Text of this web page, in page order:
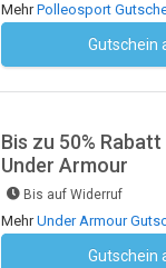
MehrPolleosport
Gutschein
Bis zu 50%
Under Armour
Bis auf Widerruf
MehrUnder Armour
Gutschein